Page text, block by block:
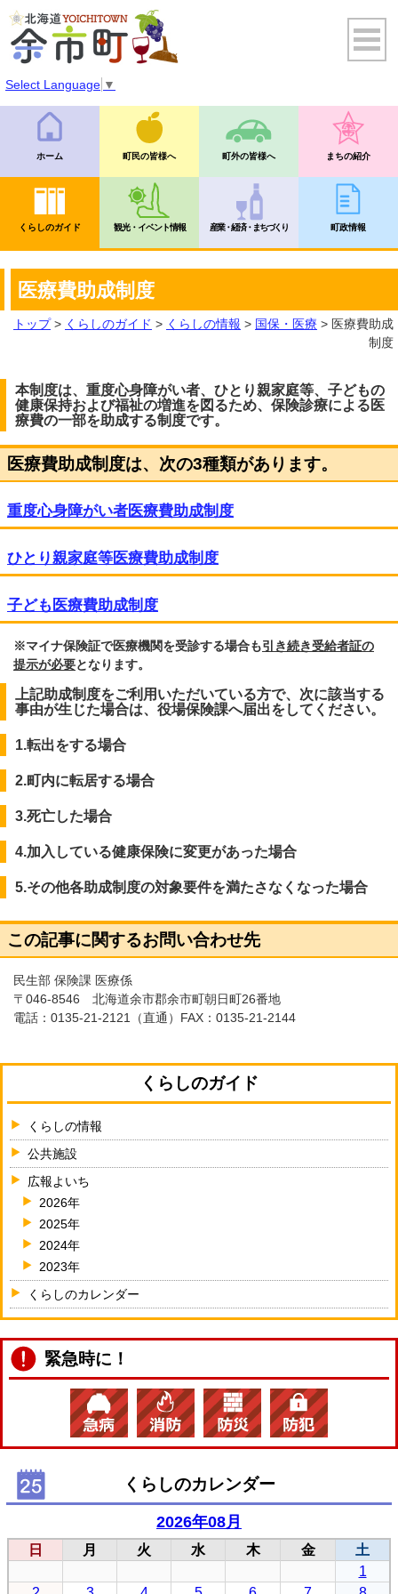
Select Language ▼
ホーム 町民の皆様へ 町外の皆様へ まちの紹介
くらしのガイド 観光・イベント情報 産業・経済・まちづくり 町政情報
医療費助成制度
トップ> くらしのガイド > くらしの情報 > 国保・医療 > 医療費助成
制度
本制度は、重度心身障がい者、ひとり親家庭等、子どもの
健康保持および福祉の増進を図るため、保険診療による医
療費の一部を助成する制度です。
医療費助成制度は、次の3種類があります。
重度心身障がい者医療費助成制度
ひとり親家庭等医療費助成制度
子ども医療費助成制度
※マイナ保険証で医療機関を受診する場合も引き続き受給者証の
提示が必要となります。
上記助成制度をご利用いただいている方で、次に該当する
事由が生じた場合は、役場保険課へ届出をしてください。
1.転出をする場合
2.町内に転居する場合
3.死亡した場合
4.加入している健康保険に変更があった場合
5.その他各助成制度の対象要件を満たさなくなった場合
この記事に関するお問い合わせ先
民生部 保険課 医療係
〒046-8546 北海道余市郡余市町朝日町26番地
電話： 0135-21-2121 （直通）FAX：0135-21-2144
くらしのガイド
くらしの情報
公共施設
広報よいち
2026年
2025年
2024年
2023年
くらしのカレンダー
緊急時に！
くらしのカレンダー